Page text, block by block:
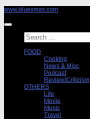
Skip
content
www.bluexmas.com
Search
for:
FOOD
Cooking
News & Misc
Podcast
Review/Criticism
OTHERS
Life
Movie
Music
Travel